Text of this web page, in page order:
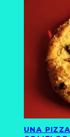
UNA